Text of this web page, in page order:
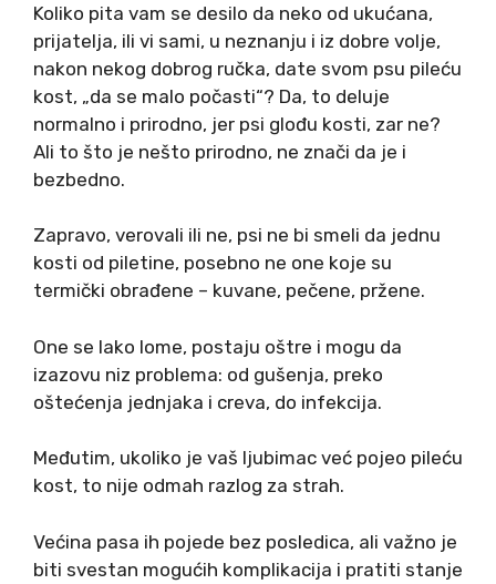
Koliko pita vam se desilo da neko od ukućana,
prijatelja, ili vi sami, u neznanju i iz dobre volje,
nakon nekog dobrog ručka, date svom psu pileću
kost, „da se malo počasti“? Da, to deluje
normalno i prirodno, jer psi glođu kosti, zar ne?
Ali to što je nešto prirodno, ne znači da je i
bezbedno.
Zapravo, verovali ili ne, psi ne bi smeli da jednu
kosti od piletine, posebno ne one koje su
termički obrađene – kuvane, pečene, pržene.
One se lako lome, postaju oštre i mogu da
izazovu niz problema: od gušenja, preko
oštećenja jednjaka i creva, do infekcija.
Međutim, ukoliko je vaš ljubimac već pojeo pileću
kost, to nije odmah razlog za strah.
Većina pasa ih pojede bez posledica, ali važno je
biti svestan mogućih komplikacija i pratiti stanje